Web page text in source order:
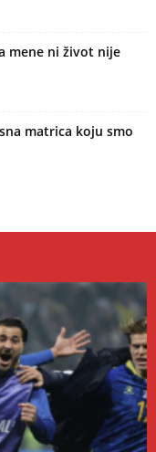
mene ni život nije
matrica koju smo